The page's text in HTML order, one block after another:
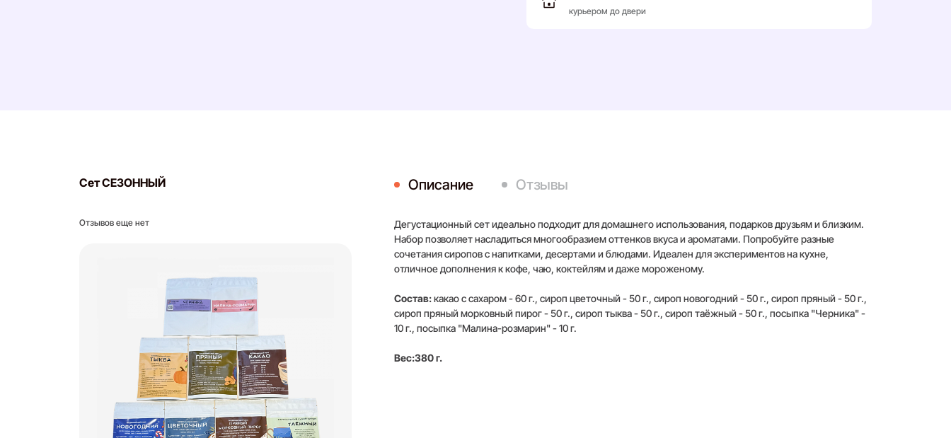
курьером до двери
Сет СЕЗОННЫЙ
Отзывов еще нет
Описание Отзывы
Дегустационный сет идеально подходит для домашнего использования, подарков друзьям и близким.
Набор позволяет насладиться многообразием оттенков вкуса и ароматами. Попробуйте разные
сочетания сиропов с напитками, десертами и блюдами. Идеален для экспериментов на кухне,
отличное дополнения к кофе, чаю, коктейлям и даже мороженому.
Состав:какао с сахаром - 60 г., сироп цветочный - 50 г., сироп новогодний - 50 г., сироп пряный - 50 г.,
сироп пряный морковный пирог - 50 г., сироп тыква - 50 г., сироп таёжный - 50 г., посыпка "Черника" -
10 г., посыпка "Малина-розмарин" - 10 г.
Вес:380 г.